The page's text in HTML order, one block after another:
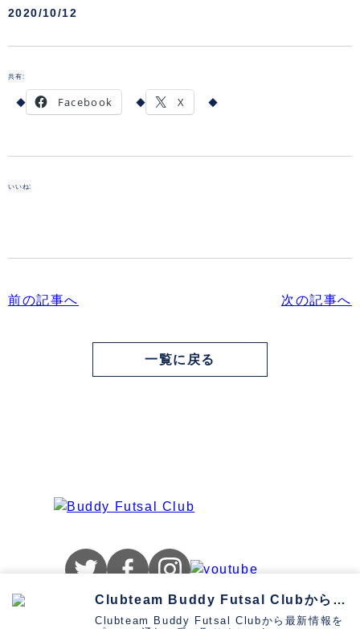
2020/10/12
共有:
Facebook X
いいね:
前の記事へ 次の記事へ
一覧に戻る
お問い合わせプライバシーポリシー Clubteam Buddy Futsal Clubから通知を受け取る
Clubteam Buddy Futsal Clubから最新情報を